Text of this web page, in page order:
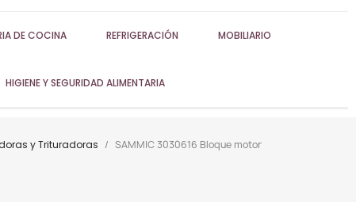
DE COCINA REFRIGERACIÓN MOBILIARIO
HIGIENE Y SEGURIDAD ALIMENTARIA
y Trituradoras
SAMMIC 3030616 Bloque motor